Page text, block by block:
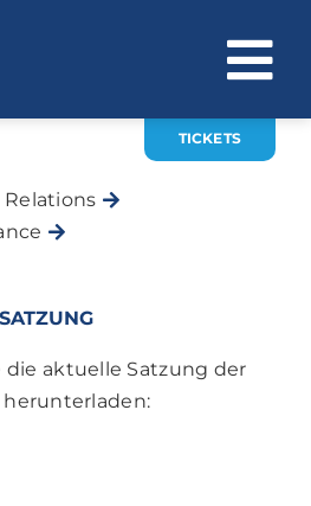
TICKETS
SATZUNG
die aktuelle Satzung der
herunterladen: